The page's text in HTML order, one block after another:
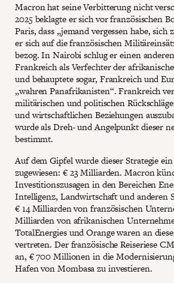
Macron hat seine Verbitterung nicht
2025 beklagte er sich vor französischen
Paris, dass „jemand vergessen habe, sich
er sich auf die französischen
bezog. In Nairobi schlug er einen
Frankreich als Verfechter der
und behauptete sogar, Frankreich und
„wahren Panafrikanisten“. Frankreich
militärischen und politischen
und wirtschaftlichen Beziehungen
wurde als Dreh- und Angelpunkt dieser
bestimmt.
Auf dem Gipfel wurde dieser Strategie
zugewiesen: € 23 Milliarden. Macron
Investitionszusagen in den Bereichen
Intelligenz, Landwirtschaft und anderen
€ 14 Milliarden von französischen
Milliarden von afrikanischen
TotalEnergies und Orange waren an
vertreten. Der französische Reiseriese
an, € 700 Millionen in die
Hafen von Mombasa zu investieren.